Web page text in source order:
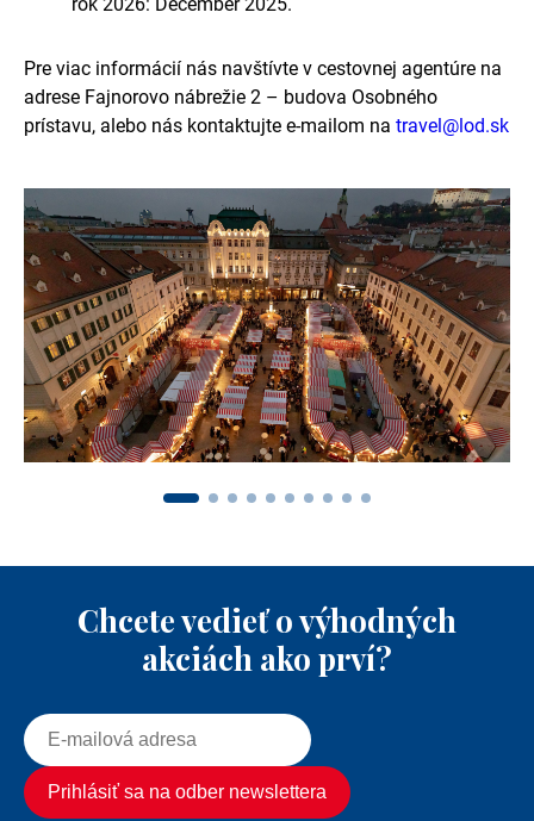
rok 2026: December 2025.
Pre viac informácií nás navštívte v cestovnej agentúre na
adrese Fajnorovo nábrežie 2 – budova Osobného
prístavu, alebo nás kontaktujte e-mailom na travel@lod.sk
Chcete vedieť o výhodných
akciách ako prví?